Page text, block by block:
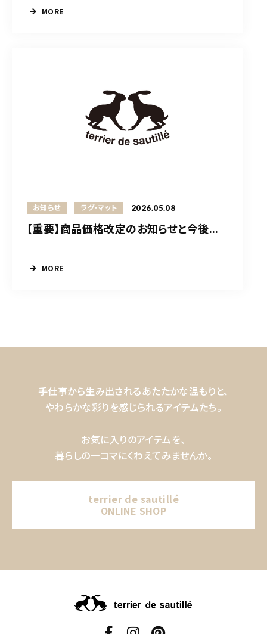
MORE
お知らせ ラグ・マット 2026.05.08
【重要】商品価格改定のお知らせと今後...
MORE
手仕事から生み出されるあたたかな温もりと、
やわらかな彩りを感じられるアイテムたち。
お気に入りのアイテムを、
暮らしの一コマにくわえてみませんか。
terrier de sautillé
ONLINE SHOP